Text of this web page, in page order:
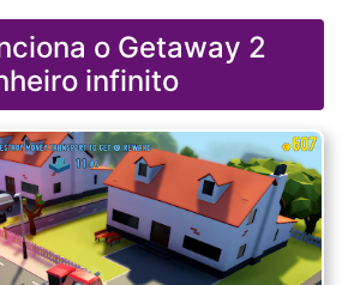
o Getaway 2
infinito